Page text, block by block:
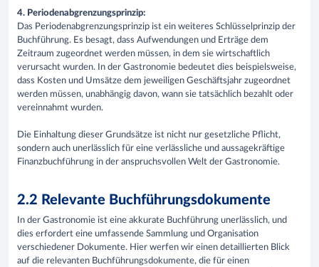
4. Periodenabgrenzungsprinzip:
Das Periodenabgrenzungsprinzip ist ein weiteres Schlüsselprinzip der
Buchführung. Es besagt, dass Aufwendungen und Erträge dem
Zeitraum zugeordnet werden müssen, in dem sie wirtschaftlich
verursacht wurden. In der Gastronomie bedeutet dies beispielsweise,
dass Kosten und Umsätze dem jeweiligen Geschäftsjahr zugeordnet
werden müssen, unabhängig davon, wann sie tatsächlich bezahlt oder
vereinnahmt wurden.
Die Einhaltung dieser Grundsätze ist nicht nur gesetzliche Pflicht,
sondern auch unerlässlich für eine verlässliche und aussagekräftige
Finanzbuchführung in der anspruchsvollen Welt der Gastronomie.
2.2 Relevante Buchführungsdokumente
In der Gastronomie ist eine akkurate Buchführung unerlässlich, und
dies erfordert eine umfassende Sammlung und Organisation
verschiedener Dokumente. Hier werfen wir einen detaillierten Blick
auf die relevanten Buchführungsdokumente, die für einen